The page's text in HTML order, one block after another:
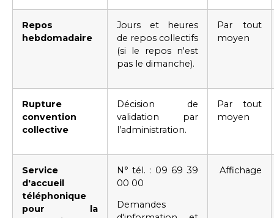
Repos
hebdomadaire
Jours et heures
de repos collectifs
(si le repos n'est
pas le dimanche).
Par tout
moyen
Rupture
convention
collective
Décision de
validation par
l’administration.
Par tout
moyen
Service
d'accueil
téléphonique
pour la
N° tél. : 09 69 39
00 00
Demandes
Affichage